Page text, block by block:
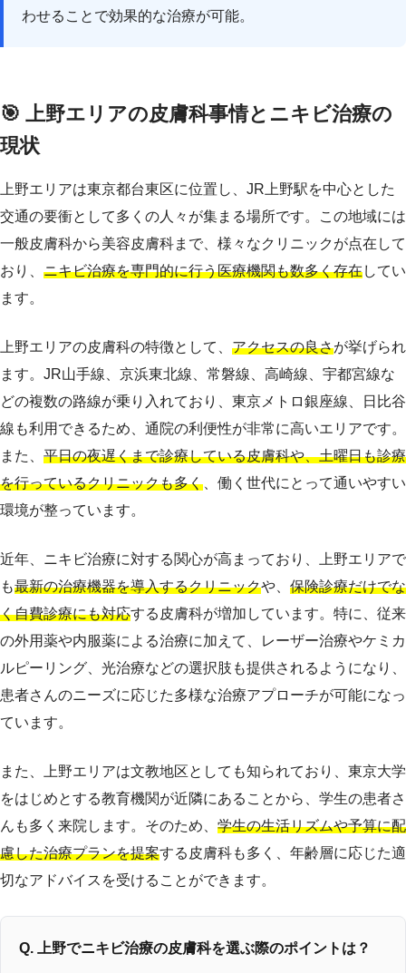
わせることで効果的な治療が可能。
🎯 上野エリアの皮膚科事情とニキビ治療の
現状
上野エリアは東京都台東区に位置し、JR上野駅を中心とした
交通の要衝として多くの人々が集まる場所です。この地域には
一般皮膚科から美容皮膚科まで、様々なクリニックが点在して
おり、 ニキビ治療を専門的に行う医療機関も数多く存在してい
ます。
上野エリアの皮膚科の特徴として、 アクセスの良さが挙げられ
ます。JR山手線、京浜東北線、常磐線、高崎線、宇都宮線な
どの複数の路線が乗り入れており、東京メトロ銀座線、日比谷
線も利用できるため、通院の利便性が非常に高いエリアです。
また、 平日の夜遅くまで診療している皮膚科や、土曜日も診療
を行っているクリニックも多く 、働く世代にとって通いやすい
環境が整っています。
近年、ニキビ治療に対する関心が高まっており、上野エリアで
も最新の治療機器を導入するクリニックや、 保険診療だけでな
く自費診療にも対応する皮膚科が増加しています。特に、従来
の外用薬や内服薬による治療に加えて、レーザー治療やケミカ
ルピーリング、光治療などの選択肢も提供されるようになり、
患者さんのニーズに応じた多様な治療アプローチが可能になっ
ています。
また、上野エリアは文教地区としても知られており、東京大学
をはじめとする教育機関が近隣にあることから、学生の患者さ
んも多く来院します。そのため、 学生の生活リズムや予算に配
慮した治療プランを提案する皮膚科も多く、年齢層に応じた適
切なアドバイスを受けることができます。
Q. 上野でニキビ治療の皮膚科を選ぶ際のポイントは？